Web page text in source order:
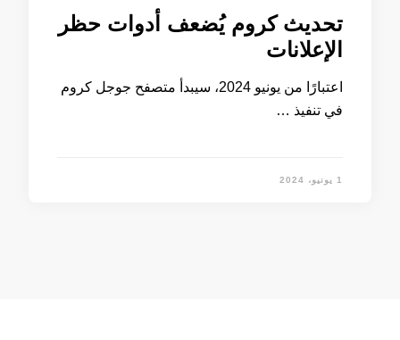
تحديث كروم يُضعف أدوات حظر
الإعلانات
اعتبارًا من يونيو 2024، سيبدأ متصفح جوجل كروم
في تنفيذ …
1 يونيو، 2024